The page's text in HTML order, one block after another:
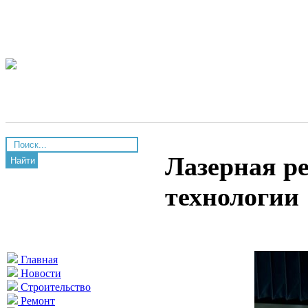
Найти
Главная
Новости
Строительство
Ремонт
Лазерная
технологии